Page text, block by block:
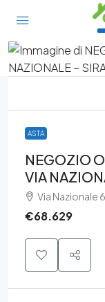
ASTA
NEGOZIO
VIA
Via Nazionale
€68.629